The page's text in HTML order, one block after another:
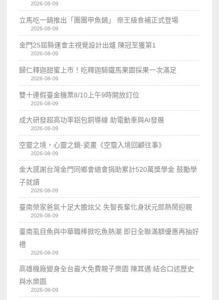
2026-08-09
立馬吃一鍋推出「團團甲魚鍋」 帝王級食補正式登場
2026-08-09
金門25屆縣運會主視覺設計出爐 陳冠至獲第1
2026-08-09
歸仁釋迦甜蜜上市！吃釋迦騎鐵馬果園採果一次滿足
2026-08-09
雙十連假臺金機票8/10上午9時開放訂位
2026-08-09
成大研發超高功率鋁包銅導線 助電動車與AI發展
2026-08-09
空靈之境，心靈之鏡-瓷畫《空𩆜入境回顧往事》
2026-08-09
金大感謝台灣金門同鄉會總會捐助累計520萬獎學金 鼓勵學
子就讀
2026-08-09
臺南榮家爸氣十足大膽炫父 失智長輩化身狀元郎熱鬧迎親
2026-08-09
臺南虱目魚與中華職棒掀吃魚熱潮 即日全聯滿額優惠再抽好
禮
2026-08-09
高雄機廠變身全台最大免費親子樂園 陳其邁:結合口述歷史
與水樂園
2026-08-09